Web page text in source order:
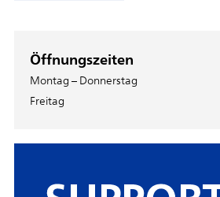
Öffnungszeiten
Montag – Donnerstag
Freitag